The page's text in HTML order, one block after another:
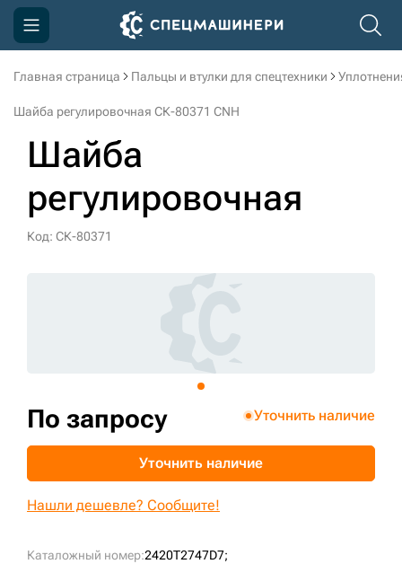
Главная страница Пальцы и втулки для спецтехники
Шайба регулировочная СК-80371 CNH
Шайба
регулировочная
Код: СК-80371
Каталожный номер:2420T2747D7;
По запросу Уточнить наличие
Уточнить наличие
Нашли дешевле? Сообщите!
Компания
Доставка и оплата
Информация
Контакты
+7 (499) 394-50-93